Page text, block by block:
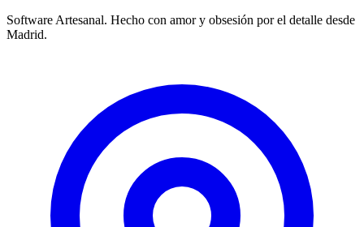
Software Artesanal. Hecho con amor y obsesión por el detalle desde
Madrid.